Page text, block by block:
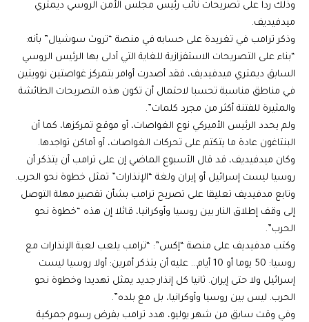
وذلك ردا على تصريحات نائب رئيس مجلس الأمن الروسي ديمتري
ميدفيديف.
وذكر ترامب في تغريدة على حسابه في منصة “تروث سوشيال” بأنه:
“بناء على التصريحات الاستفزازية للغاية التي أدلى بها الرئيس الروسي
السابق ديمتري ميدفيديف، فقد أصدرت أوامر بتمركز غواصتين نوويتين
في مناطق مناسبة تحسبا لاحتمال أن تكون هذه التصريحات الطائشة
والمثيرة للفتنة أكثر من مجرد كلمات”.
ولم يحدد الرئيس الأميركي نوع الغواصات، أو موقع تمركزها، كما أن
البنتاغون عادة ما يتكتم على تحركات الغواصات، أو أماكن تواجدها.
وكان ميدفيديف، قد قال الأسبوع الماضي إن على ترامب أن يتذكر أن
روسيا ليست إسرائيل أو إيران ولغة “الإنذارات” تمثل خطوة نحو الحرب.
وتابع مدفيديف تعليقا على تصريح ترامب بشأن تقصير مهلة التوصل
إلى وقف إطلاق النار بين روسيا وأوكرانيا، قائلا إن هذه “خطوة نحو
الحرب”.
وكتب مدفيديف على منصة “إكس”: “ترامب يلعب لعبة الإنذارات مع
روسيا: 50 يوما أو 10 أيام… عليه أن يتذكر أمرين: أولا روسيا ليست
إسرائيل ولا حتى إيران. ثانيا كل إنذار جديد يمثل تهديدا وخطوة نحو
الحرب. ليس بين روسيا وأوكرانيا، بل مع بلده”.
وفي وقت سابق من شهر يوليو، هدد ترامب بفرض رسوم جمركية